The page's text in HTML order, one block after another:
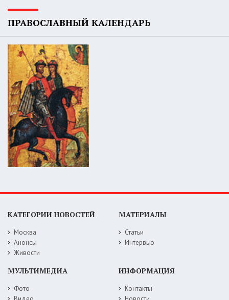
ПРАВОСЛАВНЫЙ КАЛЕНДАРЬ
КАТЕГОРИИ НОВОСТЕЙ
Москва
Анонсы
Живости
МАТЕРИАЛЫ
Статьи
Интервью
МУЛЬТИМЕДИА
Фото
ИНФОРМАЦИЯ
Контакты